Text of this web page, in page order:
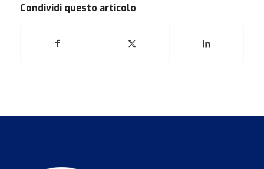
Condividi questo articolo